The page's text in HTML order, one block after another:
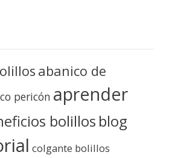
abanico de
pericón aprender
bolillos blog
colgante bolillos